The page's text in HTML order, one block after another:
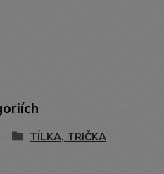
TÍLKA, TRIČKA